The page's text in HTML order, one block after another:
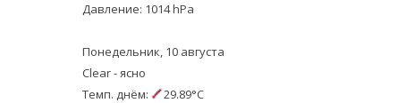
Давление: 1014 hPa
Понедельник, 10 августа
Clear - ясно
Темп. днём:
29.89°C